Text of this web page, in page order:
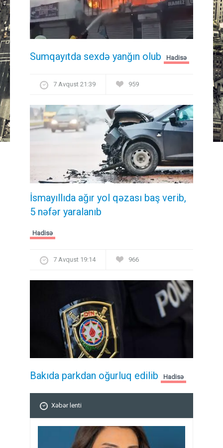
Sumqayıtda sexdə yanğın olub Hadisə
7 Avqust 21:39 959
İsmayıllıda ağır yol qəzası baş verib,
5 nəfər yaralanıb
Hadisə
7 Avqust 19:14 966
Bakıda parkdan oğurluq edilib Hadisə
Xəbər lenti